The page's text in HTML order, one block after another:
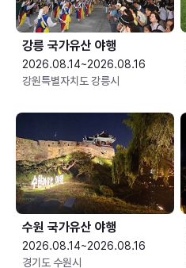
강릉 국가유산 야행
2026.08.14~2026.08.16
강원특별자치도 강릉시
수원 국가유산 야행
2026.08.14~2026.08.16
경기도 수원시